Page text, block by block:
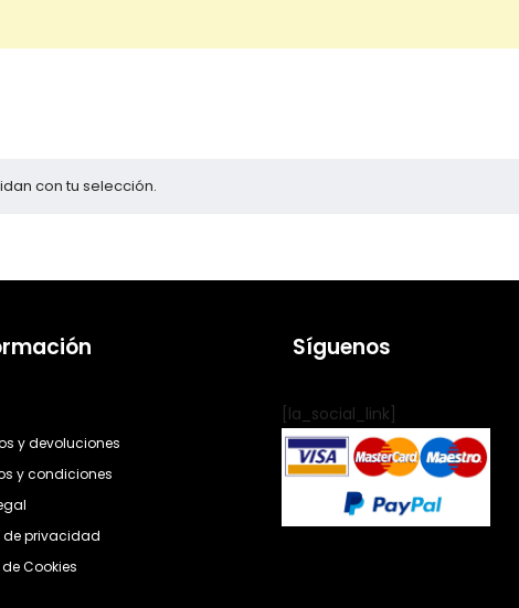
con tu selección.
y devoluciones
y condiciones
de privacidad
Cookies
Síguenos
[la_social_link]